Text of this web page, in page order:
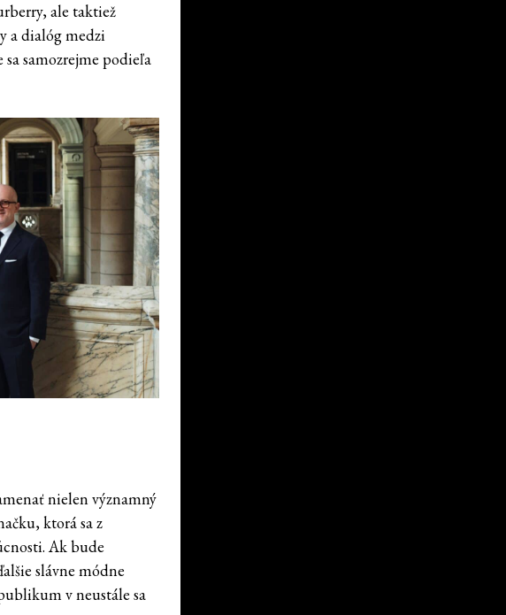
ale taktiež
a dialóg medzi
samozrejme podieľa
nielen významný
ktorá sa z
Ak bude
slávne módne
v neustále sa